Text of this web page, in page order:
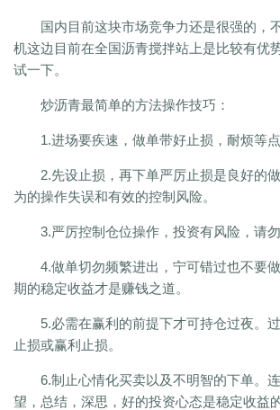
国内目前这块市场竞争力还是很强的，
机这边目前在全国沥青搅拌站上是比较有优
试一下。
炒沥青最简单的方法操作技巧：
1.进场要疾速，做单带好止损，耐烦等
2.先设止损，再下单严厉止损是良好的
为的操作失误和有效的控制风险。
3.严厉控制仓位操作，投资有风险，请
4.做单切勿频繁进出，宁可错过也不要
期的稳定收益才是赚钱之道。
5.必需在赢利的前提下才可持仓过夜。
止损或赢利止损。
6.制止心情化买卖以及不明智的下单。
望，总结，深思，好的投资心态是稳定收益